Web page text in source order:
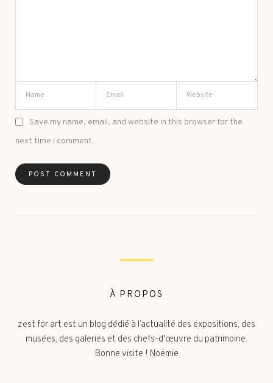
Save my name, email, and website in this browser for the
next time I comment.
À PROPOS
zest for art est un blog dédié à l’actualité des expositions, des
musées, des galeries et des chefs-d'œuvre du patrimoine.
Bonne visite ! Noëmie